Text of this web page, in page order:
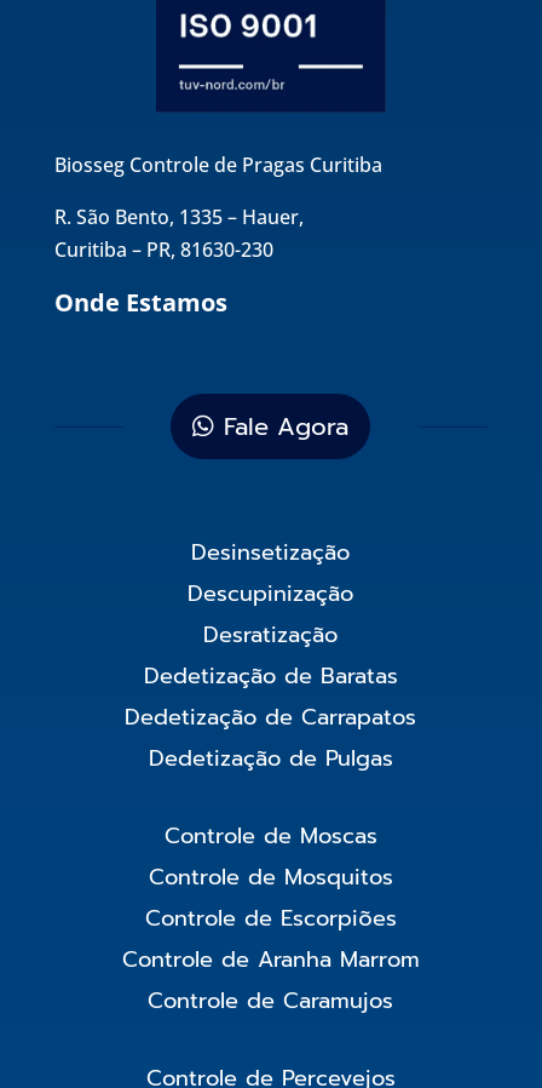
Biosseg Controle de Pragas Curitiba
R. São Bento, 1335 – Hauer,
Curitiba – PR, 81630-230
Onde Estamos
Fale Agora
Desinsetização
Descupinização
Desratização
Dedetização de Baratas
Dedetização de Carrapatos
Dedetização de Pulgas
Controle de Moscas
Controle de Mosquitos
Controle de Escorpiões
Controle de Aranha Marrom
Controle de Caramujos
Controle de Percevejos